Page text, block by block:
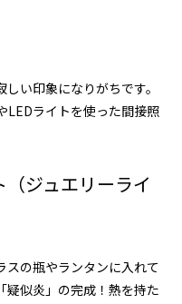
い印象になりがちです。
LEDライトを使った間接照
ジュエリーライ
スの瓶やランタンに入れて
疑似炎」の完成！熱を持た